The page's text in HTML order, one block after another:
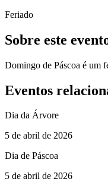
Feriado
Sobre este
Domingo de Páscoa é um
Eventos
Dia da Árvore
5 de abril de 2026
Dia de Páscoa
5 de abril de 2026